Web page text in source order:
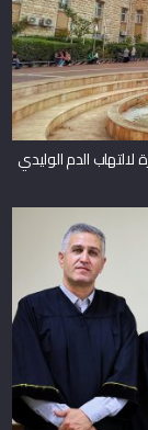
الدم الوليدي